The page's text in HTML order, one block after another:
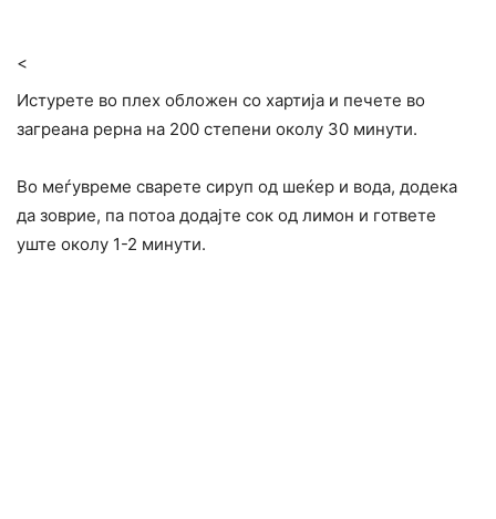
<
Истурете во плех обложен со хартија и печете во
загреана рерна на 200 степени околу 30 минути.
Во меѓувреме сварете сируп од шеќер и вода, додека
да зоврие, па потоа додајте сок од лимон и гответе
уште околу 1-2 минути.